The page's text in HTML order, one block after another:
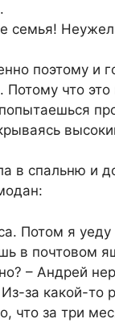
семья!
поэтому и
Потому что это
в спальню и
Потом я
в почтовом
– Андрей
за какой-то
что за три